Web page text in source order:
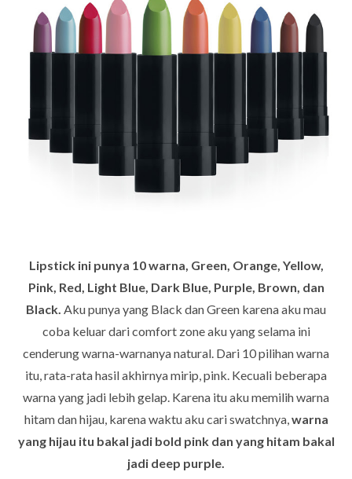
Lipstick ini punya 10 warna, Green, Orange, Yellow,
Pink, Red, Light Blue, Dark Blue, Purple, Brown, dan
Black. Aku punya yang Black dan Green karena aku mau
coba keluar dari comfort zone aku yang selama ini
cenderung warna-warnanya natural. Dari 10 pilihan warna
itu, rata-rata hasil akhirnya mirip, pink. Kecuali beberapa
warna yang jadi lebih gelap. Karena itu aku memilih warna
hitam dan hijau, karena waktu aku cari swatchnya,warna
yang hijau itu bakal jadi bold pink dan yang hitam bakal
jadi deep purple.